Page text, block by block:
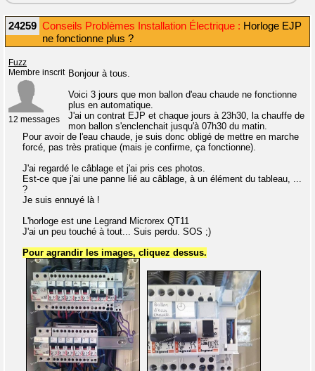
24259 Conseils Problèmes Installation Électrique : Horloge EJP
ne fonctionne plus ?
Fuzz
Membre inscrit
12 messages
Bonjour à tous.
Voici 3 jours que mon ballon d'eau chaude ne fonctionne
plus en automatique.
J'ai un contrat EJP et chaque jours à 23h30, la chauffe de
mon ballon s'enclenchait jusqu'à 07h30 du matin.
Pour avoir de l'eau chaude, je suis donc obligé de mettre en marche
forcé, pas très pratique (mais je confirme, ça fonctionne).
J'ai regardé le câblage et j'ai pris ces photos.
Est-ce que j'ai une panne lié au câblage, à un élément du tableau, ...
?
Je suis ennuyé là !
L'horloge est une Legrand Microrex QT11
J'ai un peu touché à tout... Suis perdu. SOS ;)
Pour agrandir les images, cliquez dessus.